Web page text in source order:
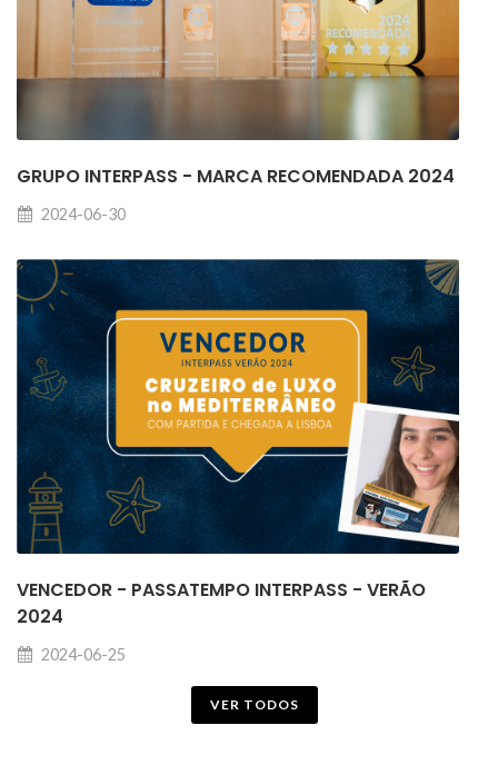
GRUPO INTERPASS - MARCA RECOMENDADA 2024
2024-06-30
VENCEDOR - PASSATEMPO INTERPASS - VERÃO
2024
2024-06-25
VER TODOS